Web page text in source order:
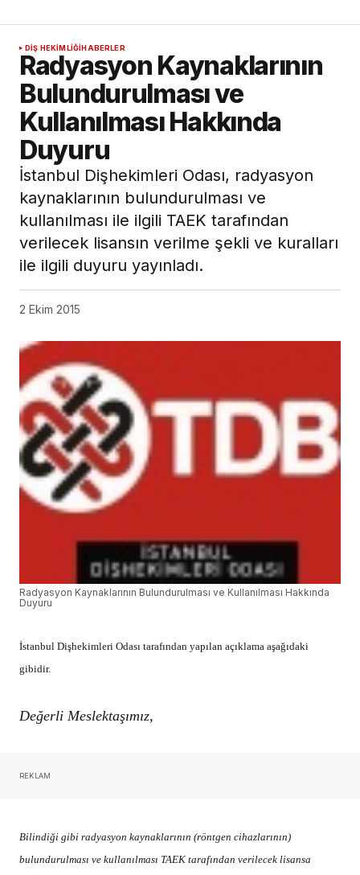
DIŞ HEKIMLIĞIHABERLER
Radyasyon Kaynaklarının
Bulundurulması ve
Kullanılması Hakkında
Duyuru
İstanbul Dişhekimleri Odası, radyasyon
kaynaklarının bulundurulması ve
kullanılması ile ilgili TAEK tarafından
verilecek lisansın verilme şekli ve kuralları
ile ilgili duyuru yayınladı.
2 Ekim 2015
Radyasyon Kaynaklarının Bulundurulması ve Kullanılması Hakkında
Duyuru
İstanbul Dişhekimleri Odası tarafından yapılan açıklama aşağıdaki
gibidir.
Değerli Meslektaşımız,
REKLAM
Bilindiği gibi radyasyon kaynaklarının (röntgen cihazlarının)
bulundurulması ve kullanılması TAEK tarafından verilecek lisansa